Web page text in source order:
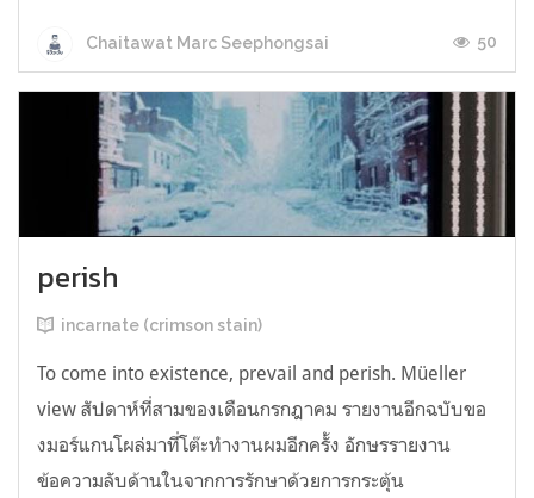
Chaitawat Marc Seephongsai 50
perish
incarnate (crimson stain)
To come into existence, prevail and perish. Müeller
view สัปดาห์ที่สามของเดือนกรกฎาคม รายงานอีกฉบับขอ
งมอร์แกนโผล่มาที่โต๊ะทำงานผมอีกครั้ง อักษรรายงาน
ข้อความลับด้านในจากการรักษาด้วยการกระตุ้น